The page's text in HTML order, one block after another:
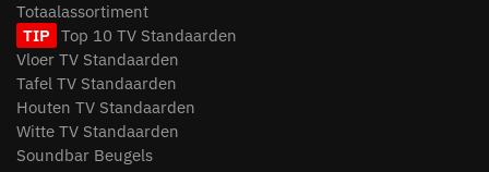
Totaalassortiment
TIP Top 10 TV Standaarden
Vloer TV Standaarden
Tafel TV Standaarden
Houten TV Standaarden
Witte TV Standaarden
Soundbar Beugels